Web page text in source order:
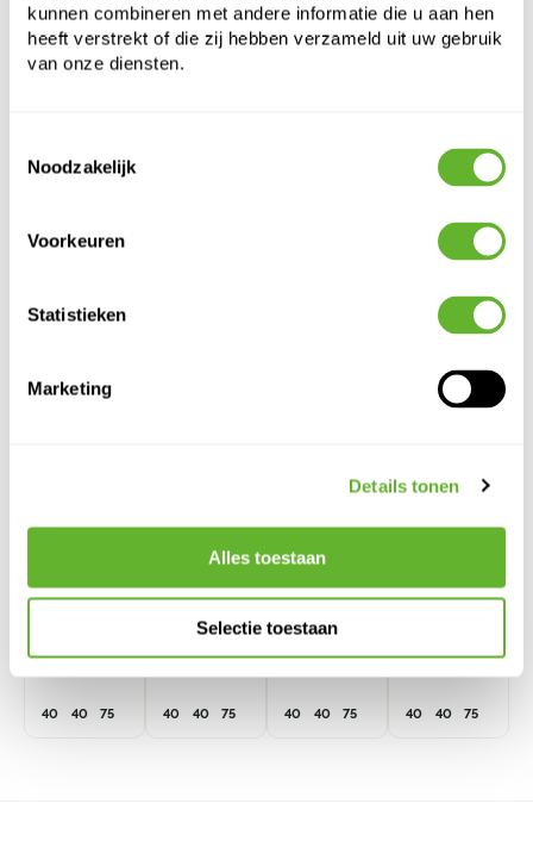
kunnen combineren met andere informatie die u aan hen
heeft verstrekt of die zij hebben verzameld uit uw gebruik
van onze diensten.
Noodzakelijk
Voorkeuren
Statistieken
Marketing
Details tonen
Alles toestaan
Selectie toestaan
Lechuza
All Inclusive
40 40 75
Lechuza
Premium
All Inclusive
6LECKU470
40 40 75
Lechuza
Premium
All Inclusive
Hoogglans
40 40 75
Lechuza
All Inclusive
40 40 75